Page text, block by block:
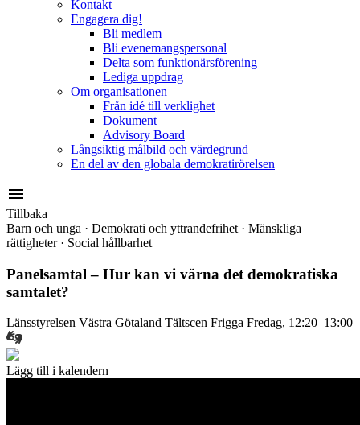
Kontakt
Engagera dig!
Bli medlem
Bli evenemangspersonal
Delta som funktionärsförening
Lediga uppdrag
Om organisationen
Från idé till verklighet
Dokument
Advisory Board
Långsiktig målbild och värdegrund
En del av den globala demokratirörelsen
menu
Tillbaka
Barn och unga · Demokrati och yttrandefrihet · Mänskliga
rättigheter· Social hållbarhet
Panelsamtal – Hur kan vi värna det demokratiska
samtalet?
Länsstyrelsen Västra Götaland Tältscen Frigga Fredag, 12:20–13:00
Lägg till i kalendern